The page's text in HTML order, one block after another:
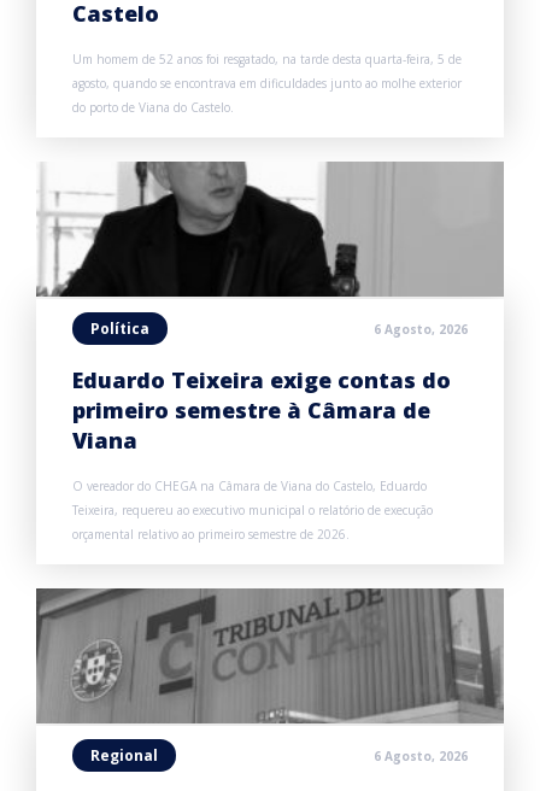
Castelo
Um homem de 52 anos foi resgatado, na tarde desta quarta-feira, 5 de
agosto, quando se encontrava em dificuldades junto ao molhe exterior
do porto de Viana do Castelo.
Política 6 Agosto, 2026
Eduardo Teixeira exige contas do
primeiro semestre à Câmara de
Viana
O vereador do CHEGA na Câmara de Viana do Castelo, Eduardo
Teixeira, requereu ao executivo municipal o relatório de execução
orçamental relativo ao primeiro semestre de 2026.
Regional 6 Agosto, 2026